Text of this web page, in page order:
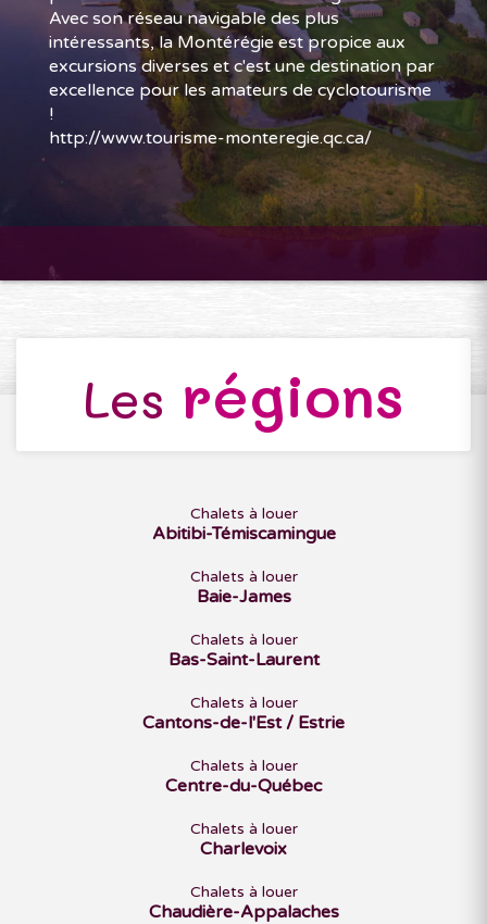
Avec son réseau navigable des plus
intéressants, la Montérégie est propice aux
excursions diverses et c'est une destination par
excellence pour les amateurs de cyclotourisme
!
http://www.tourisme-monteregie.qc.ca/
Les régions
Chalets à louer
Abitibi-Témiscamingue
Chalets à louer
Baie-James
Chalets à louer
Bas-Saint-Laurent
Chalets à louer
Cantons-de-l'Est / Estrie
Chalets à louer
Centre-du-Québec
Chalets à louer
Charlevoix
Chalets à louer
Chaudière-Appalaches